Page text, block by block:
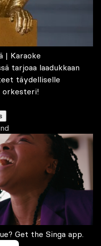
| Karaoke
tarjoaa laadukkaan
täydelliselle
orkesteri!
Get the Singa app.